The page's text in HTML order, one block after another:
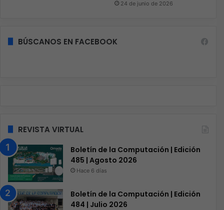
24 de junio de 2026
BÚSCANOS EN FACEBOOK
REVISTA VIRTUAL
Boletín de la Computación | Edición
485 | Agosto 2026
Hace 6 días
Boletín de la Computación | Edición
484 | Julio 2026